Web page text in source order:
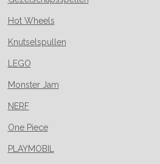
Hot Wheels
Knutselspullen
LEGO
Monster Jam
NERF
One Piece
PLAYMOBIL